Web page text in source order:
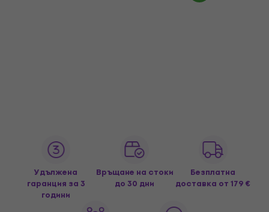
Удължена
гаранция за 3
години
Връщане на стоки
до 30 дни
Безплатна
доставка от 179 €